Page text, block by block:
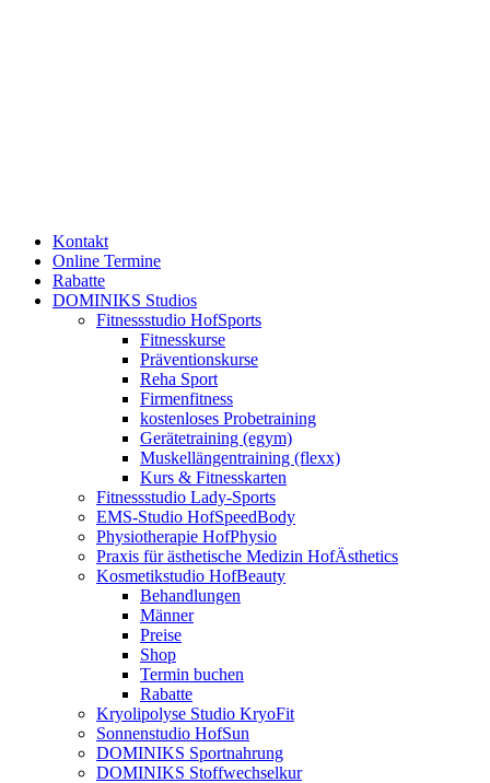
Kontakt
Online Termine
Rabatte
DOMINIKS Studios
Fitnessstudio HofSports
Fitnesskurse
Präventionskurse
Reha Sport
Firmenfitness
kostenloses Probetraining
Gerätetraining (egym)
Muskellängentraining (flexx)
Kurs & Fitnesskarten
Fitnessstudio Lady-Sports
EMS-Studio HofSpeedBody
Physiotherapie HofPhysio
Praxis für ästhetische Medizin HofÄsthetics
Kosmetikstudio HofBeauty
Behandlungen
Männer
Preise
Shop
Termin buchen
Rabatte
Kryolipolyse Studio KryoFit
Sonnenstudio HofSun
DOMINIKS Sportnahrung
DOMINIKS Stoffwechselkur